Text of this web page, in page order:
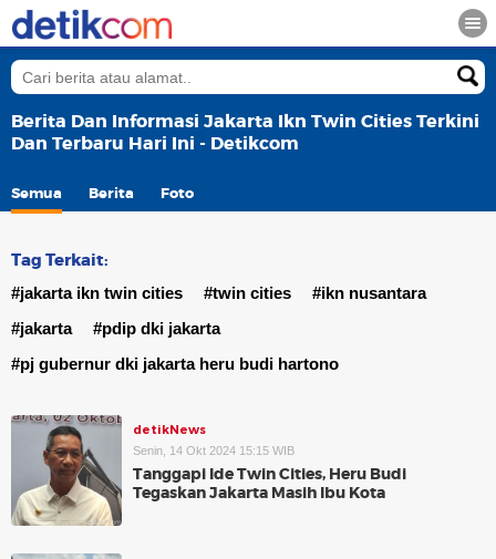
Berita Dan Informasi Jakarta Ikn Twin Cities Terkini
Dan Terbaru Hari Ini - Detikcom
Semua Berita Foto
Tag Terkait:
#jakarta ikn twin cities #twin cities
#ikn nusantara
#jakarta
#pdip dki jakarta
#pj gubernur dki jakarta heru budi hartono
detikNews
Senin, 14 Okt 2024 15:15 WIB
Tanggapi Ide Twin Cities, Heru Budi
Tegaskan Jakarta Masih Ibu Kota